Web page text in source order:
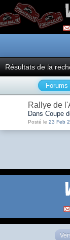
Résultats de la
Forums
Rallye de
Dans Coupe
Posté le 23 Feb